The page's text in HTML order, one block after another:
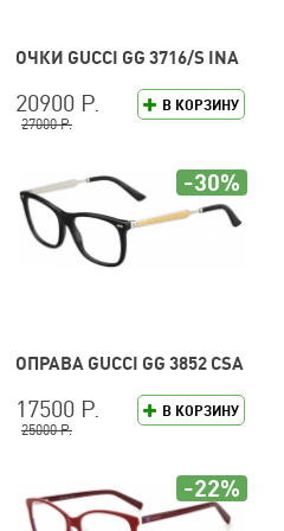
ОЧКИ GUCCI GG 3716/S INA
В КОРЗИНУ
20900 Р.
27000 Р.
ОПРАВА GUCCI GG 3852 CSA
В КОРЗИНУ
17500 Р.
25000 Р.
-30%
-22%